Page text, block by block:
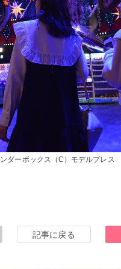
ダーボックス（C）モデルプレス
記事に戻る